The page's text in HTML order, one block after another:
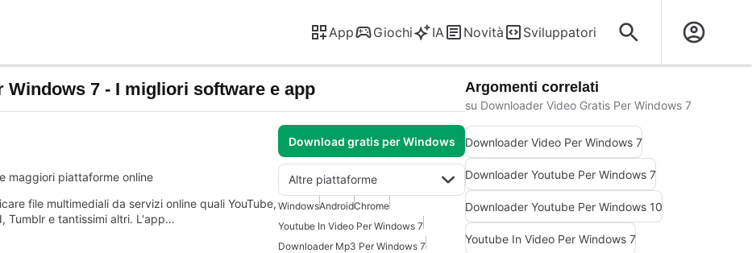
App Giochi IA Novità Sviluppatori
7 - I migliori software e app
maggiori piattaforme online
Download gratis per Windows
Altre piattaforme
file multimediali da servizi online quali YouTube,
Tumblr e tantissimi altri. L'app…
WindowsAndroidChrome
Youtube In Video Per Windows 7
Downloader Mp3 Per Windows 7
Argomenti correlati
su Downloader Video Gratis Per Windows 7
Downloader Video Per Windows 7
Downloader Youtube Per Windows 7
Downloader Youtube Per Windows 10
Youtube In Video Per Windows 7